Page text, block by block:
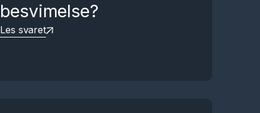
besvimelse?
Les svaret